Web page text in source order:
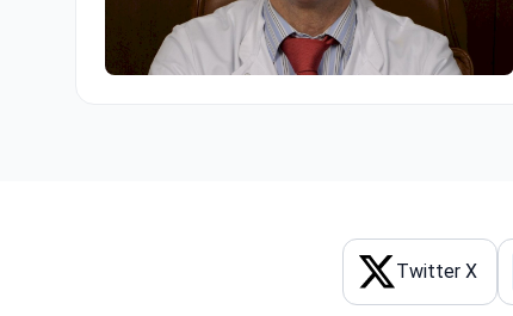
Twitter X